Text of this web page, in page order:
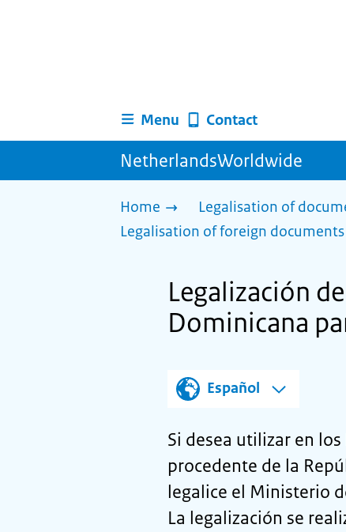
Menu Contact
NetherlandsWorldwide
Home
Legalisation of
Legalisation of foreign
Legalización
Dominicana
Español
Si desea utilizar en
procedente de la
legalice el Ministerio
La legalización se